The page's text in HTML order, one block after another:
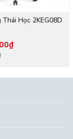
Thái Học 2KEG08D